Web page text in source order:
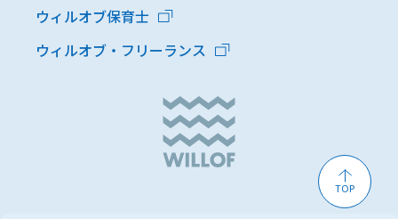
TOP
ウィルオブ保育士
ウィルオブ・フリーランス